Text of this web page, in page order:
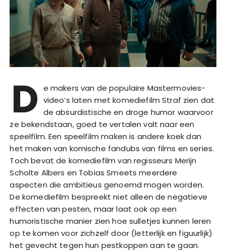
D e makers van de populaire Mastermovies-
video’s laten met komediefilm Straf zien dat
de absurdistische en droge humor waarvoor
ze bekendstaan, goed te vertalen valt naar een
speelfilm. Een speelfilm maken is andere koek dan
het maken van komische fandubs van films en series.
Toch bevat de komediefilm van regisseurs Merijn
Scholte Albers en Tobias Smeets meerdere
aspecten die ambitieus genoemd mogen worden.
De komediefilm bespreekt niet alleen de negatieve
effecten van pesten, maar laat ook op een
humoristische manier zien hoe sulletjes kunnen leren
op te komen voor zichzelf door (letterlijk en figuurlijk)
het gevecht tegen hun pestkoppen aan te gaan.